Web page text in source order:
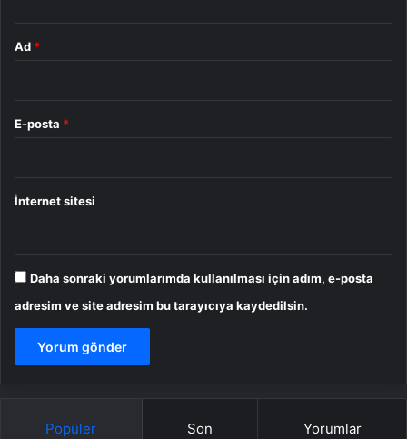
Ad *
E-posta *
İnternet sitesi
Daha sonraki yorumlarımda kullanılması için adım, e-posta
adresim ve site adresim bu tarayıcıya kaydedilsin.
Popüler Son Yorumlar